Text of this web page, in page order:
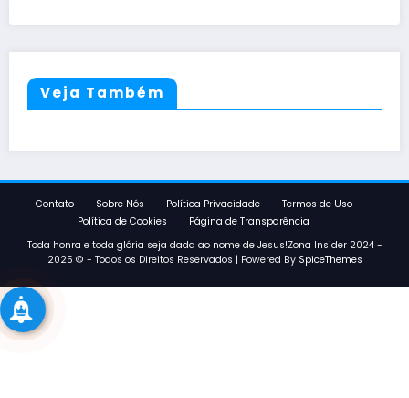
Veja Também
Contato Sobre Nós Política Privacidade
Termos de Uso
Política de Cookies
Página de Transparência
Toda honra e toda glória seja dada ao nome de Jesus!Zona Insider 2024 -
2025 © - Todos os Direitos Reservados | Powered By SpiceThemes